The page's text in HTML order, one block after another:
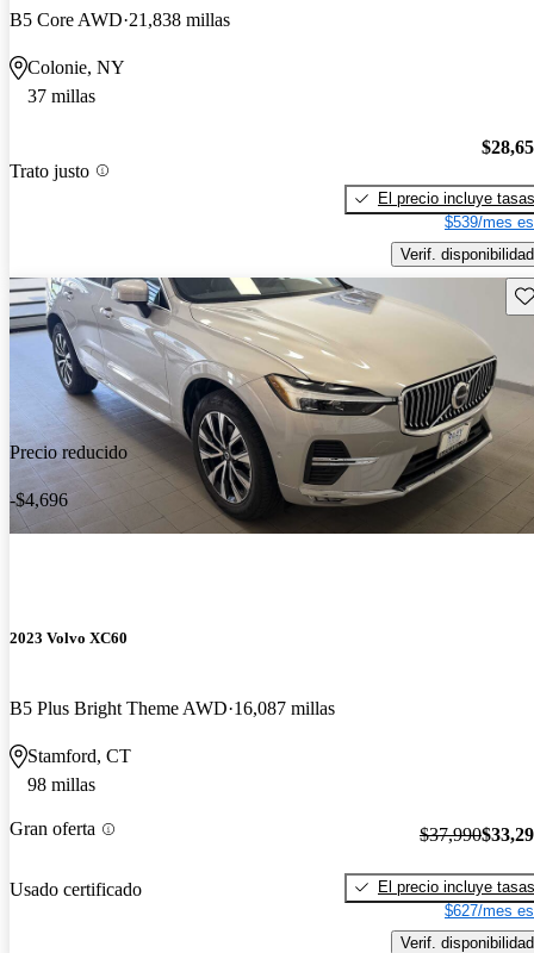
B5 Core AWD 21,838 millas
Colonie, NY
37 millas
Trato justo
El precio incluye tasas
$539/mes
Verif. disponibilidad
Precio reducido
-$4,696
2023 Volvo XC60
B5 Plus Bright Theme AWD 16,087 millas
Stamford, CT
98 millas
Gran oferta
Usado certificado
$37,990
El precio incluye tasas
$627/mes
Verif. disponibilidad